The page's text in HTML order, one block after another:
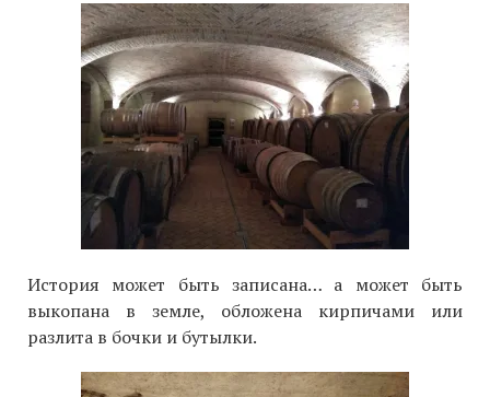
История может быть записана… а может быть
выкопана в земле, обложена кирпичами или
разлита в бочки и бутылки.